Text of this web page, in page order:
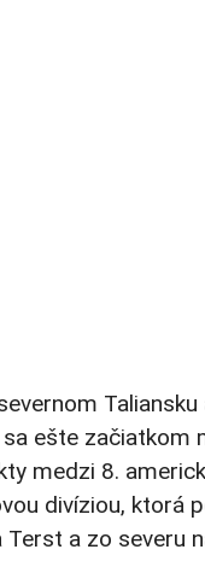
Taliansku
ešte začiatkom
medzi 8.
divíziou, ktorá
a zo severu